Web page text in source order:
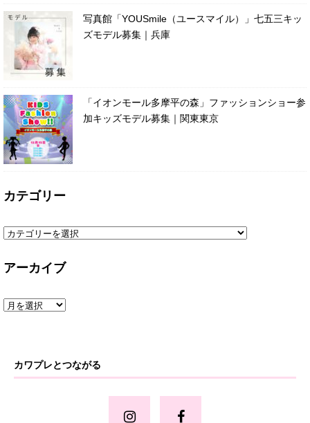
写真館「YOUSmile（ユースマイル）」七五三キッ
ズモデル募集｜兵庫
「イオンモール多摩平の森」ファッションショー参
加キッズモデル募集｜関東東京
カテゴリー
アーカイブ
カワプレとつながる